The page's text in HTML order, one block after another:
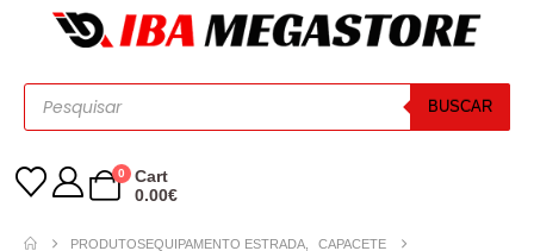
BUSCAR
0
Cart
0.00€
PRODUTOSEQUIPAMENTO ESTRADA
CAPACETE